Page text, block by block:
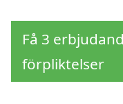
Få 3
förpliktelser